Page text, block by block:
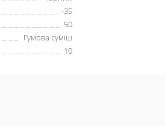
-35
50
Гумова суміш
10